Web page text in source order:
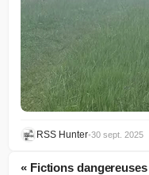
RSS Hunter•30 sept. 2025
« Fictions